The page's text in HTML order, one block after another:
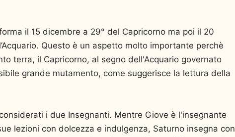
il 15 dicembre a 29° del Capricorno ma poi il 20
Questo è un aspetto molto importante perchè
terra, il Capricorno, al segno dell'Acquario governato
grande mutamento, come suggerisce la lettura della
i due Insegnanti. Mentre Giove è l'insegnante
lezioni con dolcezza e indulgenza, Saturno insegna con